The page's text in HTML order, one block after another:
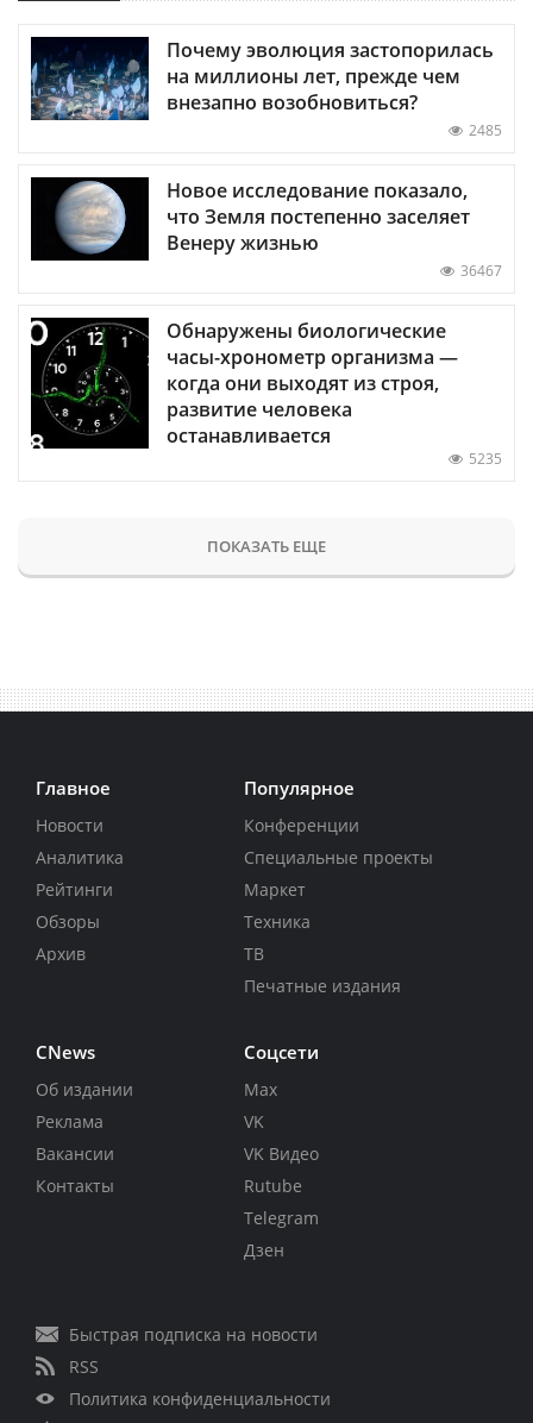
Почему эволюция застопорилась
на миллионы лет, прежде чем
внезапно возобновиться?
2485
Новое исследование показало,
что Земля постепенно заселяет
Венеру жизнью
36467
Обнаружены биологические
часы-хронометр организма —
когда они выходят из строя,
развитие человека
останавливается
5235
ПОКАЗАТЬ ЕЩЕ
Главное
Новости
Аналитика
Рейтинги
Обзоры
Архив
Популярное
Конференции
Специальные проекты
Маркет
Техника
ТВ
Печатные издания
CNews
Об издании
Реклама
Вакансии
Контакты
Соцсети
Max
VK
VK Видео
Rutube
Telegram
Дзен
Быстрая подписка на новости
RSS
Политика конфиденциальности